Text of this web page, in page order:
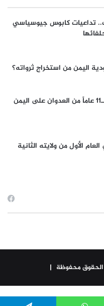
تداعيات كابوس جيوسياسي
اليمن من استخراج ثرواته؟
الأول من ولايته الثانية